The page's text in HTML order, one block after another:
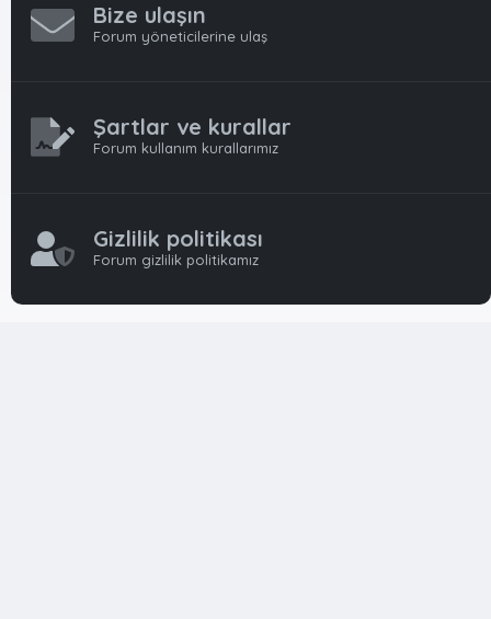
Bize ulaşın
Forum yöneticilerine ulaş
Şartlar ve kurallar
Forum kullanım kurallarımız
Gizlilik politikası
Forum gizlilik politikamız